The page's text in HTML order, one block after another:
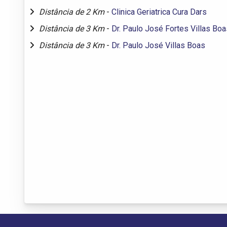
Distância de 2 Km - Clinica Geriatrica Cura Dars
Distância de 3 Km - Dr. Paulo José Fortes Villas
Distância de 3 Km - Dr. Paulo José Villas Boas